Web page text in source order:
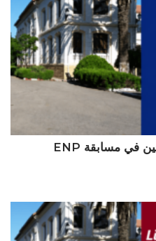
الجامعية
إعلان التسجيل والتوجيه للناجحين في مسابقة ENP